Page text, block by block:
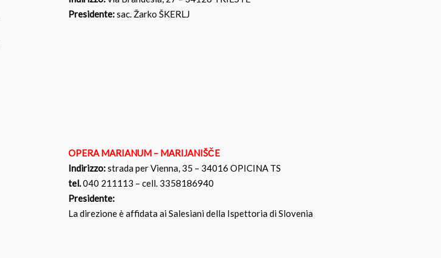
Presidente:sac. Žarko ŠKERLJ
OPERA MARIANUM – MARIJANIŠČE
Indirizzo:strada per Vienna, 35 – 34016 OPICINA TS
tel.040 211113 – cell. 3358186940
Presidente:
La direzione è affidata ai Salesiani della Ispettoria di Slovenia